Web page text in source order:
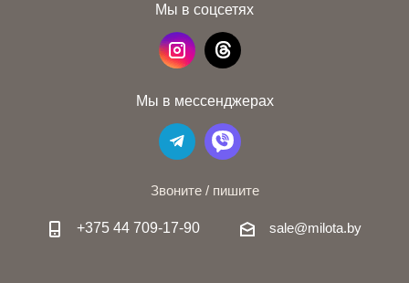
Мы в соцсетях
Мы в мессенджерах
Звоните / пишите
+375 44 709-17-90 sale@milota.by